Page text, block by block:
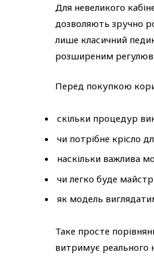
Для невеликого
дозволяють зручно
лише класичний
розширеним
Перед покупкою
скільки процедур
чи потрібне крісло
наскільки важлива
чи легко буде
як модель
Таке просте
витримує реального